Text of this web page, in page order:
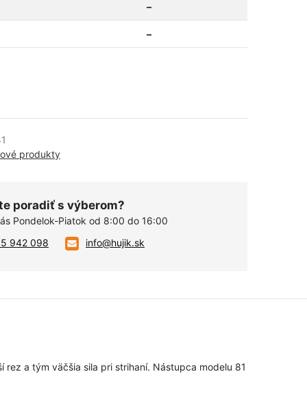
–
–
produkty
poradiť s výberom?
Pondelok-Piatok od 8:00 do 16:00
942 098
info@hujik.sk
a tým väčšia sila pri strihaní. Nástupca modelu 81